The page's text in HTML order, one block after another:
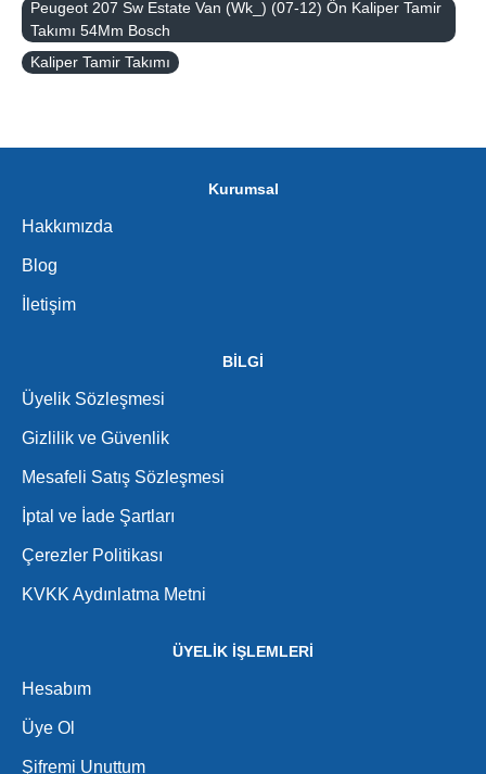
Peugeot 207 Sw Estate Van (Wk_) (07-12) Ön Kaliper Tamir
Takımı 54Mm Bosch
Kaliper Tamir Takımı
Kurumsal
Hakkımızda
Blog
İletişim
BİLGİ
Üyelik Sözleşmesi
Gizlilik ve Güvenlik
Mesafeli Satış Sözleşmesi
İptal ve İade Şartları
Çerezler Politikası
KVKK Aydınlatma Metni
ÜYELİK İŞLEMLERİ
Hesabım
Üye Ol
Şifremi Unuttum